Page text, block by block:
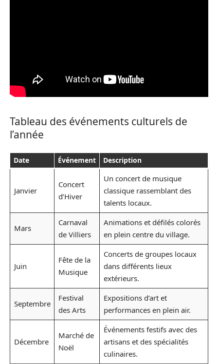
Tableau des événements culturels de
l’année
Date Événement Description
Janvier
Concert
d’Hiver
Un concert de musique
classique rassemblant des
talents locaux.
Mars
Carnaval
de Villiers
Animations et défilés colorés
en plein centre du village.
Juin
Fête de la
Musique
Concerts de groupes locaux
dans différents lieux
extérieurs.
Septembre
Festival
des Arts
Expositions d’art et
performances en plein air.
Décembre
Marché de
Noël
Événements festifs avec des
artisans et des spécialités
culinaires.